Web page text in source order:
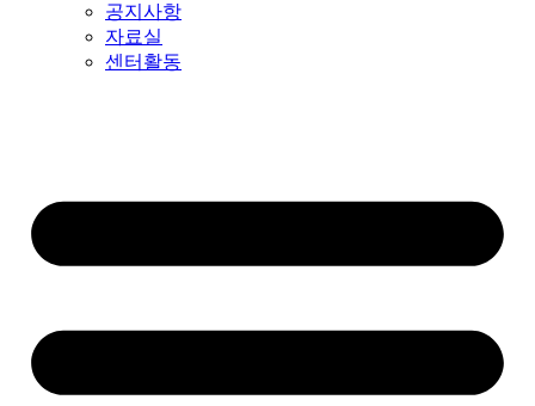
공지사항
자료실
센터활동